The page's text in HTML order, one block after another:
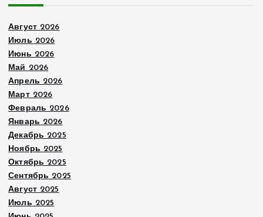
Август 2026
Июль 2026
Июнь 2026
Май 2026
Апрель 2026
Март 2026
Февраль 2026
Январь 2026
Декабрь 2025
Ноябрь 2025
Октябрь 2025
Сентябрь 2025
Август 2025
Июль 2025